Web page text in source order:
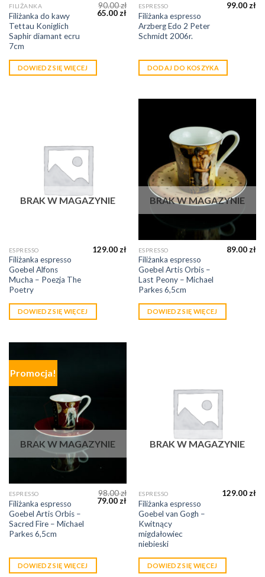
FILIŻANKA
Filiżanka do kawy
Tettau Koniglich
Saphir diamant ecru
7cm
90.00zł
65.00zł
DOWIEDZ SIĘ WIĘCEJ
ESPRESSO
Filiżanka espresso
Arzberg Edo 2 Peter
Schmidt 2006r.
99.00zł
DODAJ DO KOSZYKA
BRAK W MAGAZYNIE
ESPRESSO
Filiżanka espresso
Goebel Alfons
Mucha – Poezja The
Poetry
129.00 zł
DOWIEDZ SIĘ WIĘCEJ
BRAK W MAGAZYNIE
ESPRESSO
Filiżanka espresso
Goebel Artis Orbis –
Last Peony – Michael
Parkes 6,5cm
89.00 zł
DOWIEDZ SIĘ WIĘCEJ
Promocja!
BRAK W MAGAZYNIE
ESPRESSO
Filiżanka espresso
Goebel Artis Orbis –
Sacred Fire – Michael
Parkes 6,5cm
98.00zł
79.00 zł
DOWIEDZ SIĘ WIĘCEJ
BRAK W MAGAZYNIE
ESPRESSO
Filiżanka espresso
Goebel van Gogh –
Kwitnący
migdałowiec
niebieski
129.00 zł
DOWIEDZ SIĘ WIĘCEJ